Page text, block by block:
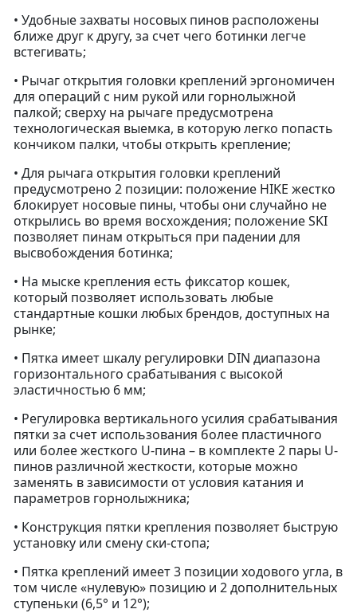
• Удобные захваты носовых пинов расположены
ближе друг к другу, за счет чего ботинки легче
встегивать;
• Рычаг открытия головки креплений эргономичен
для операций с ним рукой или горнолыжной
палкой; сверху на рычаге предусмотрена
технологическая выемка, в которую легко попасть
кончиком палки, чтобы открыть крепление;
• Для рычага открытия головки креплений
предусмотрено 2 позиции: положение HIKE жестко
блокирует носовые пины, чтобы они случайно не
открылись во время восхождения; положение SKI
позволяет пинам открыться при падении для
высвобождения ботинка;
• На мыске крепления есть фиксатор кошек,
который позволяет использовать любые
стандартные кошки любых брендов, доступных на
рынке;
• Пятка имеет шкалу регулировки DIN диапазона
горизонтального срабатывания с высокой
эластичностью 6 мм;
• Регулировка вертикального усилия срабатывания
пятки за счет использования более пластичного
или более жесткого U-пина – в комплекте 2 пары U-
пинов различной жесткости, которые можно
заменять в зависимости от условия катания и
параметров горнолыжника;
• Конструкция пятки крепления позволяет быструю
установку или смену ски-стопа;
• Пятка креплений имеет 3 позиции ходового угла, в
том числе «нулевую» позицию и 2 дополнительных
ступеньки (6,5° и 12°);